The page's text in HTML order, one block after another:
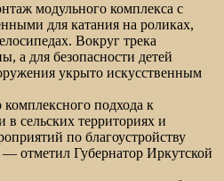
модульного комплекса с
для катания на роликах,
Вокруг трека
а для безопасности детей
укрыто искусственным
подхода к
сельских территориях и
по благоустройству
отметил Губернатор Иркутской